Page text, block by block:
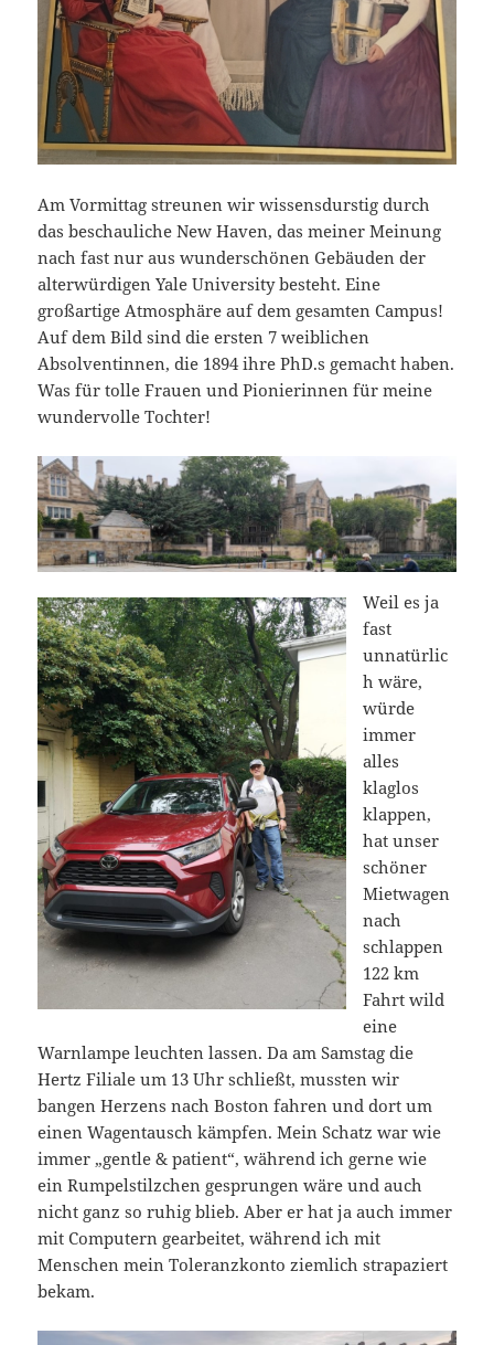
Am Vormittag streunen wir wissensdurstig durch
das beschauliche New Haven, das meiner Meinung
nach fast nur aus wunderschönen Gebäuden der
alterwürdigen Yale University besteht. Eine
großartige Atmosphäre auf dem gesamten Campus!
Auf dem Bild sind die ersten 7 weiblichen
Absolventinnen, die 1894 ihre PhD.s gemacht haben.
Was für tolle Frauen und Pionierinnen für meine
wundervolle Tochter!
Weil es ja
fast
unnatürlic
h wäre,
würde
immer
alles
klaglos
klappen,
hat unser
schöner
Mietwagen
nach
schlappen
122 km
Fahrt wild
eine
Warnlampe leuchten lassen. Da am Samstag die
Hertz Filiale um 13 Uhr schließt, mussten wir
bangen Herzens nach Boston fahren und dort um
einen Wagentausch kämpfen. Mein Schatz war wie
immer „gentle & patient“, während ich gerne wie
ein Rumpelstilzchen gesprungen wäre und auch
nicht ganz so ruhig blieb. Aber er hat ja auch immer
mit Computern gearbeitet, während ich mit
Menschen mein Toleranzkonto ziemlich strapaziert
bekam.